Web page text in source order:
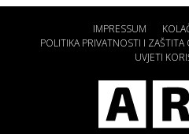
IMPRESSUM
POLITIKA PRIVATNOSTI I
UVJETI